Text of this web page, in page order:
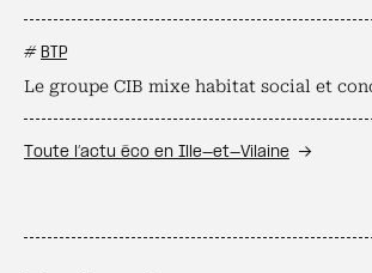
# BTP
Le groupe CIB mixe habitat social et
Toute l’actu éco en Ille-et-Vilaine